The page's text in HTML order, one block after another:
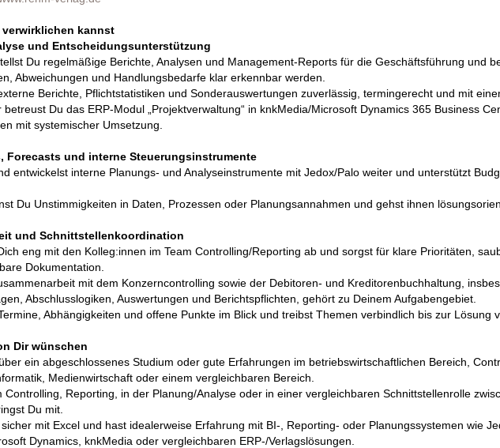
verwirklichen kannst
und Entscheidungsunterstützung
Du regelmäßige Berichte, Analysen und Management-Reports für die Geschäftsführung und
Abweichungen und Handlungsbedarfe klar erkennbar werden.
Berichte, Pflichtstatistiken und Sonderauswertungen zuverlässig, termingerecht und mit
betreust Du das ERP-Modul „Projektverwaltung“ in knkMedia/Microsoft Dynamics 365 Business
mit systemischer Umsetzung.
Forecasts und interne Steuerungsinstrumente
entwickelst interne Planungs- und Analyseinstrumente mit Jedox/Palo weiter und unterstützt
Du Unstimmigkeiten in Daten, Prozessen oder Planungsannahmen und gehst ihnen
und Schnittstellenkoordination
eng mit den Kolleg:innen im Team Controlling/Reporting ab und sorgst für klare Prioritäten,
Dokumentation.
mit dem Konzerncontrolling sowie der Debitoren- und Kreditorenbuchhaltung,
Abschlusslogiken, Auswertungen und Berichtspflichten, gehört zu Deinem Aufgabengebiet.
Abhängigkeiten und offene Punkte im Blick und treibst Themen verbindlich bis zur Lösung
Dir wünschen
ein abgeschlossenes Studium oder gute Erfahrungen im betriebswirtschaftlichen Bereich,
Medienwirtschaft oder einem vergleichbaren Bereich.
Controlling, Reporting, in der Planung/Analyse oder in einer vergleichbaren Schnittstellenrolle
Du mit.
mit Excel und hast idealerweise Erfahrung mit BI-, Reporting- oder Planungssystemen wie
Dynamics, knkMedia oder vergleichbaren ERP-/Verlagslösungen.